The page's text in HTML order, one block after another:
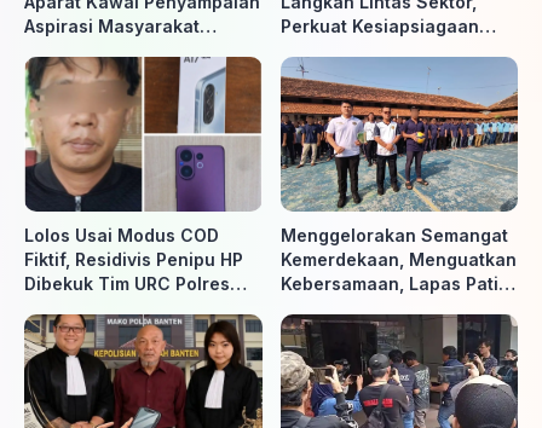
Aspirasi Masyarakat
Timur
Perkuat Kesiapsiagaan
Lolos Usai Modus COD
Fiktif, Residivis Penipu HP
Dibekuk Tim URC Polres
Menggelorakan Semangat
Kemerdekaan, Menguatkan
Kebersamaan, Lapas Pati
ke-81 RI, Warga Binaan
Antusias Ikuti Berbagai
Perlombaan